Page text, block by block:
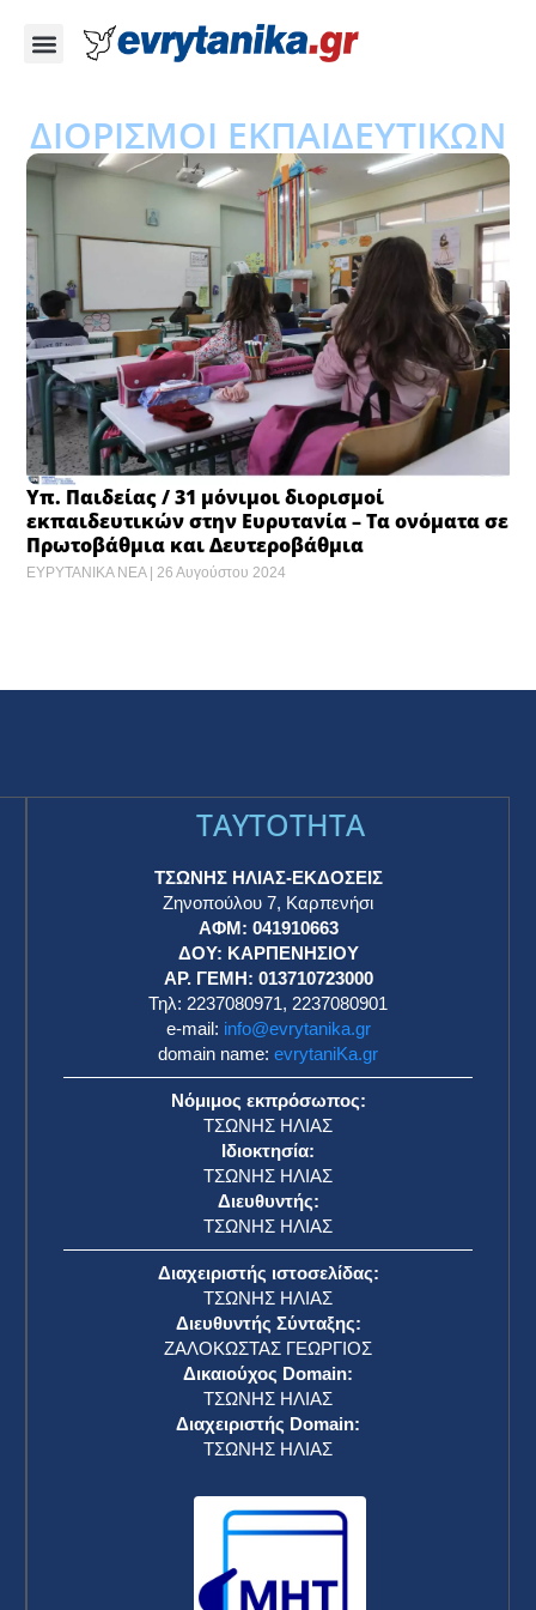
ΔΙΟΡΙΣΜΟΙ ΕΚΠΑΙΔΕΥΤΙΚΩΝ
Υπ. Παιδείας / 31 μόνιμοι διορισμοί
εκπαιδευτικών στην Ευρυτανία – Τα ονόματα σε
Πρωτοβάθμια και Δευτεροβάθμια
ΕΥΡΥΤΑΝΙΚΑ ΝΕΑ 26 Αυγούστου 2024
TAYTOTHTA
ΤΣΩΝΗΣ ΗΛΙΑΣ-ΕΚΔΟΣΕΙΣ
Ζηνοπούλου 7, Καρπενήσι
ΑΦΜ: 041910663
ΔΟΥ: ΚΑΡΠΕΝΗΣΙΟΥ
ΑΡ. ΓΕΜΗ: 013710723000
Τηλ: 2237080971, 2237080901
e-mail: info@evrytanika.gr
domain name: evrytaniKa.gr
Νόμιμος εκπρόσωπος:
ΤΣΩΝΗΣ ΗΛΙΑΣ
Ιδιοκτησία:
ΤΣΩΝΗΣ ΗΛΙΑΣ
Διευθυντής:
ΤΣΩΝΗΣ ΗΛΙΑΣ
Διαχειριστής ιστοσελίδας:
ΤΣΩΝΗΣ ΗΛΙΑΣ
Διευθυντής Σύνταξης:
ΖΑΛΟΚΩΣΤΑΣ ΓΕΩΡΓΙΟΣ
Δικαιούχος Domain:
ΤΣΩΝΗΣ ΗΛΙΑΣ
Διαχειριστής Domain:
ΤΣΩΝΗΣ ΗΛΙΑΣ